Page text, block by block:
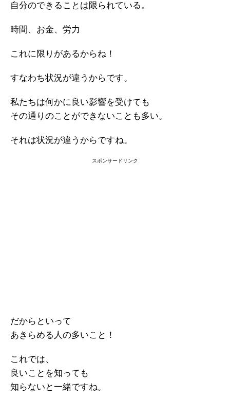
自分のできることは限られている。
時間、お金、労力
これに限りがあるからね！
すなわち状況が違うからです。
私たちは何かに良い影響を受けても
その通りのことができないことも多い。
それは状況が違うからですね。
スポンサードリンク
だからといって
あきらめる人の多いこと！
これでは、
良いことを知っても
知らないと一緒ですね。